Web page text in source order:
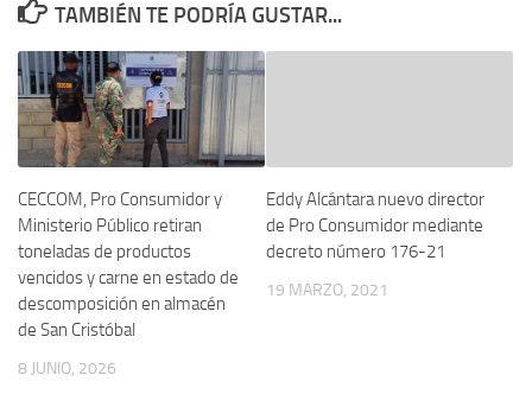
TAMBIÉN TE PODRÍA GUSTAR...
CECCOM, Pro Consumidor y
Ministerio Público retiran
toneladas de productos
vencidos y carne en estado de
descomposición en almacén
de San Cristóbal
8 JUNIO, 2026
Eddy Alcántara nuevo director
de Pro Consumidor mediante
decreto número 176-21
19 MARZO, 2021